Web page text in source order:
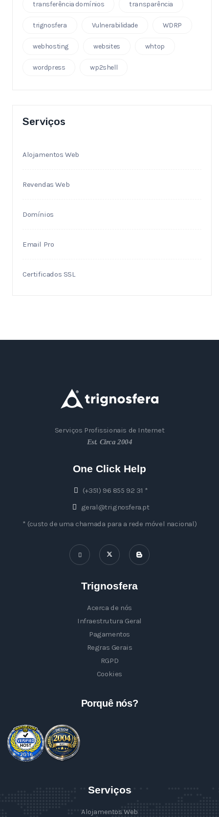
transferência domínios transparência
trignosfera Vulnerabilidade WDRP
webhosting websites whtop
wordpress wp2shell
Serviços
Alojamentos Web
Revendas Web
Domínios
Email Pro
Certificados SSL
Serviços Profissionais de Internet
Est. Circa 2004
One Click Help
(+351) 96 855 92 31 *
geral@trignosfera.pt
* (custo de uma chamada para a rede móvel nacional)
Trignosfera
Acerca de nós
Infraestrutura Geral
Pagamentos
Regras Gerais
RGPD
Cookies
Porquê nós?
Serviços
Alojamentos Web